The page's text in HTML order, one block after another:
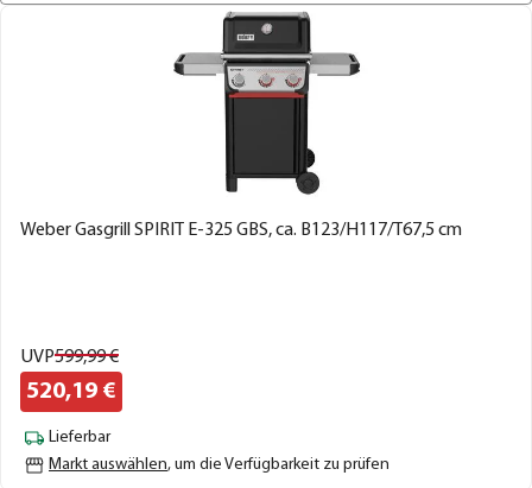
Weber Gasgrill SPIRIT E-325 GBS, ca. B123/H117/T67,5 cm
UVP599,99€
520,19 €
Lieferbar
Markt auswählen, um die Verfügbarkeit zu prüfen